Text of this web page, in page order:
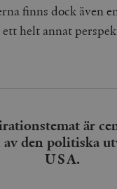
finns dock även
helt annat
är
av den politiska
USA.